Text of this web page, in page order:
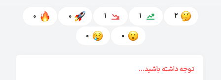
2
1
1
0
0
0
0
توجه داشته باشید...